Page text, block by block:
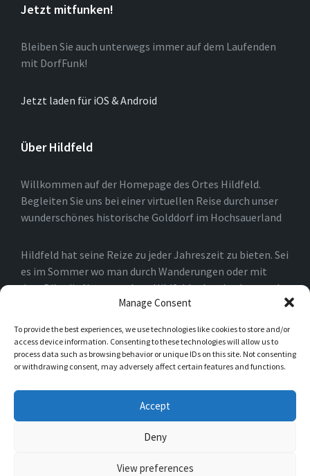
Manage Consent
To provide the best experiences, we use technologies like cookies to store and/or
access device information. Consenting to these technologies will allow us to
process data such as browsing behavior or unique IDs on this site. Not consenting
or withdrawing consent, may adversely affect certain features and functions.
Accept
Deny
View preferences
Jetzt mitfunken!
Bleiben Sie auch unterwegs immer auf dem Laufenden
mit DorfFunk!
Jetzt laden für iOS & Android
Über Hildfeld
Willkommen auf der Homepage des Ortes Hildfeld.
Begleiten Sie uns bei einer virtuellen Reise durch unser
wunderschönes historische Golddorf im Hochsauerland
Hildfeld hat seine Reize zu jeder Jahreszeit zu bieten. Sei
es im Sommer wo man durch Wanderungen oder mit
dem Bike die Natur rund um Hildfeld erkunden kann, oder
auch im Winter, wo man durch die Loipen und an den
genießen kann.
Einfach nur spazieren gehen ist natürlich auch möglich.
Sie werden schnell merken, das es für Naturliebhaber in
Hildfeld niemals langweilig werden kann.